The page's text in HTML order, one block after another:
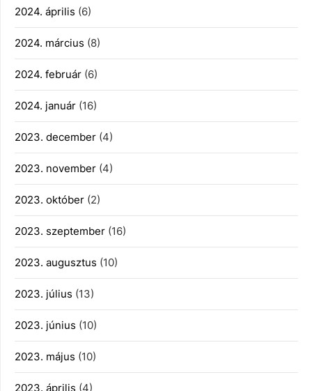
2024. április (6)
2024. március (8)
2024. február (6)
2024. január (16)
2023. december (4)
2023. november (4)
2023. október (2)
2023. szeptember (16)
2023. augusztus (10)
2023. július (13)
2023. június (10)
2023. május (10)
2023. április (4)